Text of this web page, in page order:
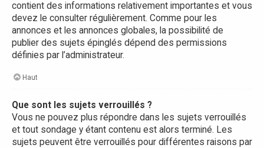
contient des informations relativement importantes et vous
devez le consulter régulièrement. Comme pour les
annonces et les annonces globales, la possibilité de
publier des sujets épinglés dépend des permissions
définies par l’administrateur.
Haut
Que sont les sujets verrouillés ?
Vous ne pouvez plus répondre dans les sujets verrouillés
et tout sondage y étant contenu est alors terminé. Les
sujets peuvent être verrouillés pour différentes raisons par